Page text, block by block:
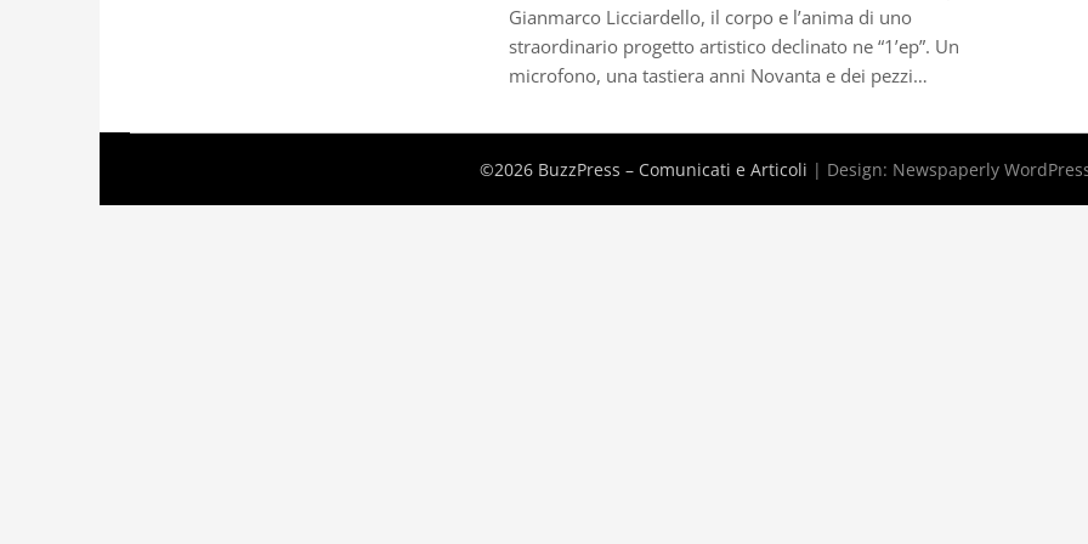
Gianmarco Licciardello, il corpo e l’anima di uno
straordinario progetto artistico declinato ne “1’ep”. Un
microfono, una tastiera anni Novanta e dei pezzi…
©2026 BuzzPress – Comunicati e Articoli | Design: Newspaperly